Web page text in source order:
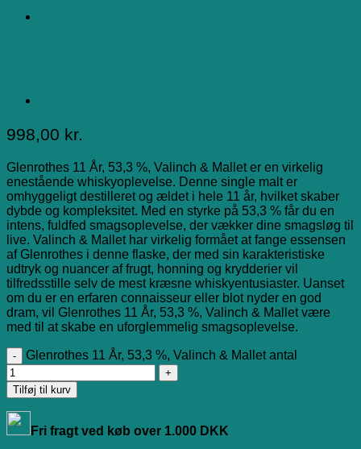
998,00 kr.
Glenrothes 11 År, 53,3 %, Valinch & Mallet er en virkelig
enestående whiskyoplevelse. Denne single malt er
omhyggeligt destilleret og ældet i hele 11 år, hvilket skaber
dybde og kompleksitet. Med en styrke på 53,3 % får du en
intens, fuldfed smagsoplevelse, der vækker dine smagsløg til
live. Valinch & Mallet har virkelig formået at fange essensen
af Glenrothes i denne flaske, der med sin karakteristiske
udtryk og nuancer af frugt, honning og krydderier vil
tilfredsstille selv de mest kræsne whiskyentusiaster. Uanset
om du er en erfaren connaisseur eller blot nyder en god
dram, vil Glenrothes 11 År, 53,3 %, Valinch & Mallet være
med til at skabe en uforglemmelig smagsoplevelse.
Glenrothes 11 År, 53,3 %, Valinch & Mallet antal
Tilføj til kurv
Fri fragt ved køb over 1.000 DKK